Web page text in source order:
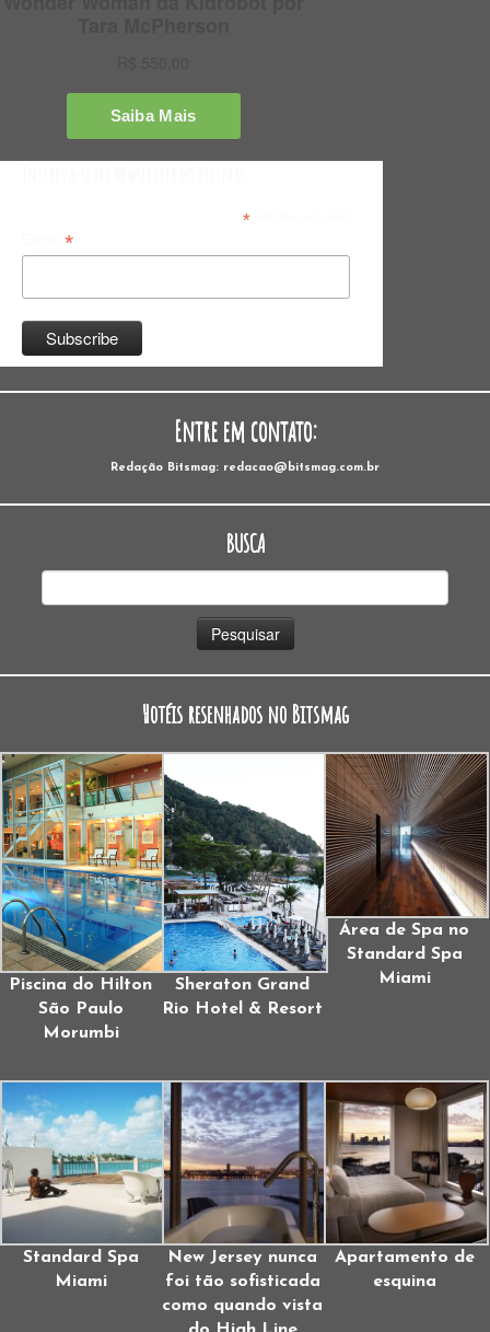
*indicates required
*
Entre em contato:
Redação Bitsmag: redacao@bitsmag.com.br
BUSCA
Hotéis resenhados no Bitsmag
Piscina do Hilton
São Paulo
Morumbi
Sheraton Grand
Rio Hotel & Resort
Área de Spa no
Standard Spa
Miami
Standard Spa
Miami
New Jersey nunca
foi tão sofisticada
como quando vista
Apartamento de
esquina